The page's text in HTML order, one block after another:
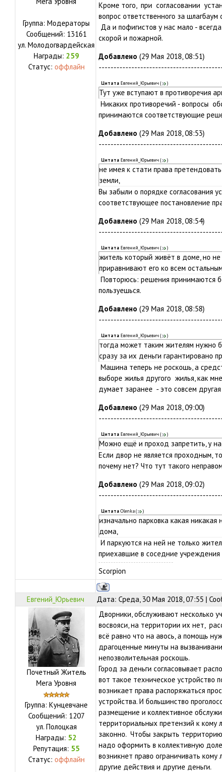
Группа: Модераторы
Сообщений: 13161
ул. Молодогвардейская
Награды: 259
Статус: оффлайн
Кроме того, при согласовании
вопрос ответственного за
Да и пофигистов у нас мало -
скорой и пожарной.
Добавлено (29 Мая 2018, 08:51)
Цитата Евгений_Юрьевич ( )
Тут уже вступают в противоречия
Никаких противоречий - вопросы
принимаются соответствующие
Добавлено (29 Мая 2018, 08:53)
Цитата Евгений_Юрьевич ( )
не имея к стати права
земли,
Вы забыли о порядке согласования
соответствующее постановление
Добавлено (29 Мая 2018, 08:54)
Цитата Евгений_Юрьевич ( )
житель который живёт в доме, но не
приравнивают его ко всем
Повторюсь: решения принимаются
пользуешься.
Добавлено (29 Мая 2018, 08:58)
Цитата Евгений_Юрьевич ( )
тогда может таким жителям нужно
сразу за их деньги гарантировано
Машина теперь не роскошь, а
выборе жилья другого жилья, как
думает заранее - это совсем
Добавлено (29 Мая 2018, 09:00)
Цитата Евгений_Юрьевич ( )
Можно ещё и проход запретить, у
Если двор не является проходным,
почему нет? Что тут такого
Добавлено (29 Мая 2018, 09:02)
Цитата Olenka( )
изначально парковка какая
дома,
И паркуются на ней не только
приехавшие в соседние учреждения
Scorpion
Евгений_Юрьевич Дата: Среда, 30 Мая 2018, 07:55 |
Почетный Житель
Мега Уровня
Группа: Кунцевчане
Сообщений: 1207
ул. Полоцкая
Награды: 52
Репутация: 55
Статус: оффлайн
Дворники, обслуживают несколько
восвояси, на территории их нет,
всё равно что на авось, а помощь
драгоценные минуты на
непозволительная роскошь.
Город за деньги согласовывает
вот такое техническое устройство
возникает права распоряжаться
устройства. И большинство
размещение и коллективное
территориальных претензий к
законно. Чтобы закрыть
надо оформить в коллективную
возникнет право ограничивать
другие действия и другие деньги.